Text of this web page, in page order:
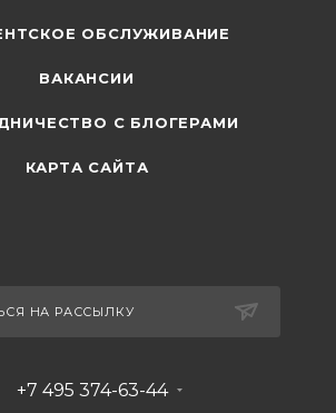
ОБСЛУЖИВАНИЕ
ВАКАНСИИ
С БЛОГЕРАМИ
КАРТА САЙТА
НА РАССЫЛКУ
+7 495 374-63-44